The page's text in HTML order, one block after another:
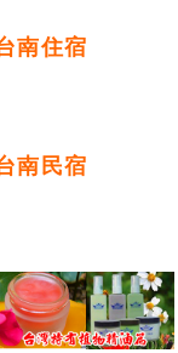
南住宿
南民宿